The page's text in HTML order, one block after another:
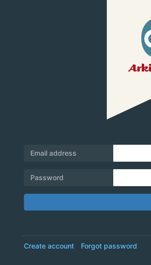
Email address
Password
Create account Forgot password